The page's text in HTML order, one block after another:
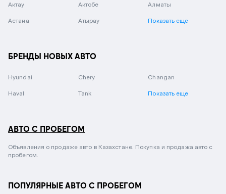
Актау Актобе Алматы
Астана Атырау Показать еще
БРЕНДЫ НОВЫХ АВТО
Hyundai Chery Changan
Haval Tank Показать еще
АВТО С ПРОБЕГОМ
Объявления о продаже авто в Казахстане. Покупка и продажа авто с
пробегом.
ПОПУЛЯРНЫЕ АВТО С ПРОБЕГОМ